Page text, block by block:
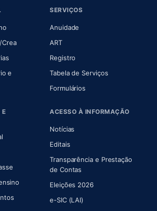
(abre em nova aba)
Crea(abre em nova aba)
e
nova aba)
SERVIÇOS
Anuidade
ART(abre em nova aba)
Registro
Tabela de Serviços
Formulários
E
ACESSO À INFORMAÇÃO
Notícias
Editais
Transparência e Prestação
de Contas
Eleições 2026
e-SIC (LAI)